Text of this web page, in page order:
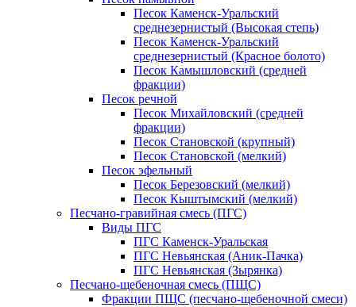
Песок Каменск-Уральский
среднезернистый (Высокая степь)
Песок Каменск-Уральский
среднезернистый (Красное болото)
Песок Камышловский (средней
фракции)
Песок речной
Песок Михайловский (средней
фракции)
Песок Становской (крупный)
Песок Становской (мелкий)
Песок эфельный
Песок Березовский (мелкий)
Песок Кыштымский (мелкий)
Песчано-гравийная смесь (ПГС)
Виды ПГС
ПГС Каменск-Уральская
ПГС Невьянская (Аник-Пачка)
ПГС Невьянская (Зырянка)
Песчано-щебеночная смесь (ПЩС)
Фракции ПЩС (песчано-щебеночной смеси)